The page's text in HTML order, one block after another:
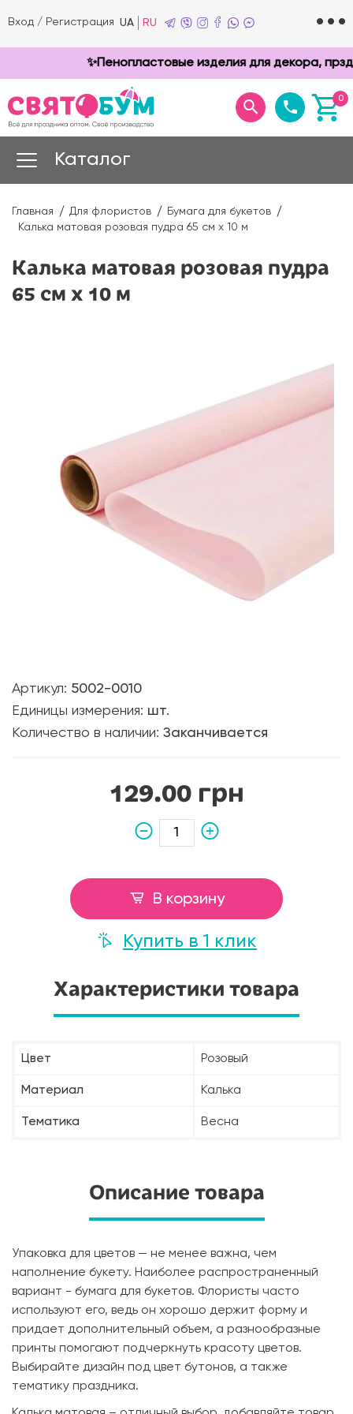
Вход / Регистрация UA RU
✨Пенопластовые изделия для декора,
0
Каталог
Главная Для флористов
Бумага для букетов
Калька матовая розовая пудра 65 см х 10 м
Калька матовая розовая пудра
65 см х 10 м
Артикул: 5002-0010
Единицы измерения: шт.
Количество в наличии: Заканчивается
129.00 грн
В корзину
Купить в 1 клик
Характеристики товара
Цвет Розовый
Материал Калька
Тематика Весна
Описание товара
Упаковка для цветов — не менее важна, чем
наполнение букету. Наиболее распространенный
вариант - бумага для букетов. Флористы часто
используют его, ведь он хорошо держит форму и
придает дополнительный объем, а разнообразные
принты помогают подчеркнуть красоту цветов.
Выбирайте дизайн под цвет бутонов, а также
тематику праздника.